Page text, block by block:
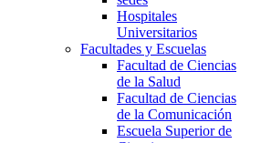
Hospitales
Universitarios
Facultades y Escuelas
Facultad de Ciencias
de la Salud
Facultad de Ciencias
de la Comunicación
Escuela Superior de